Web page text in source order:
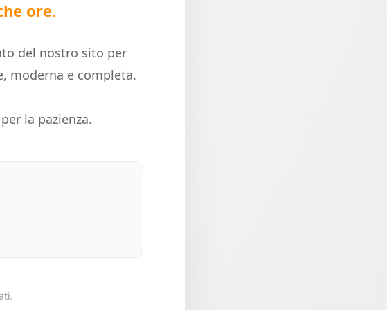
ore.
del nostro sito per
moderna e completa.
la pazienza.